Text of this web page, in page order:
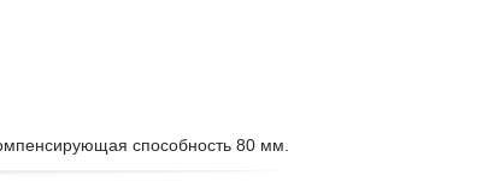
способность 80 мм.